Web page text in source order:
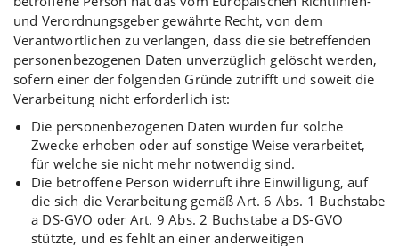
und Verordnungsgeber gewährte Recht, von dem
Verantwortlichen zu verlangen, dass die sie betreffenden
personenbezogenen Daten unverzüglich gelöscht werden,
sofern einer der folgenden Gründe zutrifft und soweit die
Verarbeitung nicht erforderlich ist:
Die personenbezogenen Daten wurden für solche
Zwecke erhoben oder auf sonstige Weise verarbeitet,
für welche sie nicht mehr notwendig sind.
Die betroffene Person widerruft ihre Einwilligung, auf
die sich die Verarbeitung gemäß Art. 6 Abs. 1 Buchstabe
a DS-GVO oder Art. 9 Abs. 2 Buchstabe a DS-GVO
stützte, und es fehlt an einer anderweitigen